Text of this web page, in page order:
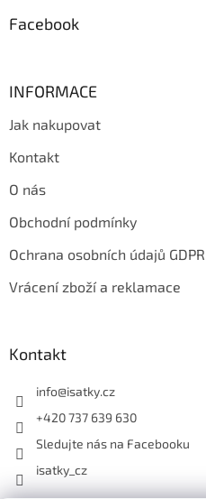
Facebook
INFORMACE
Jak nakupovat
Kontakt
O nás
Obchodní podmínky
Ochrana osobních údajů GDPR
Vrácení zboží a reklamace
Kontakt
info@isatky.cz
+420 737 639 630
Sledujte nás na Facebooku
isatky_cz